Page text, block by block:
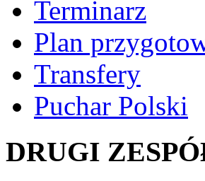
Terminarz
Plan
Transfery
Puchar Polski
DRUGI